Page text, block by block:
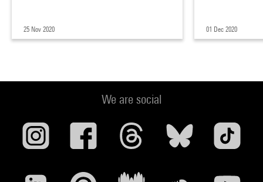
25 Nov 2020 01 Dec 2020
We are social